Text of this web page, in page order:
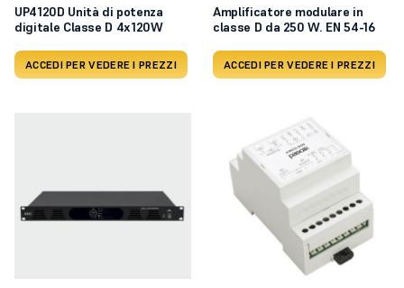
UP4120D Unità di potenza
digitale Classe D 4x120W
ACCEDI PER VEDERE I PREZZI
Amplificatore modulare in
classe D da 250 W. EN 54-16
ACCEDI PER VEDERE I PREZZI